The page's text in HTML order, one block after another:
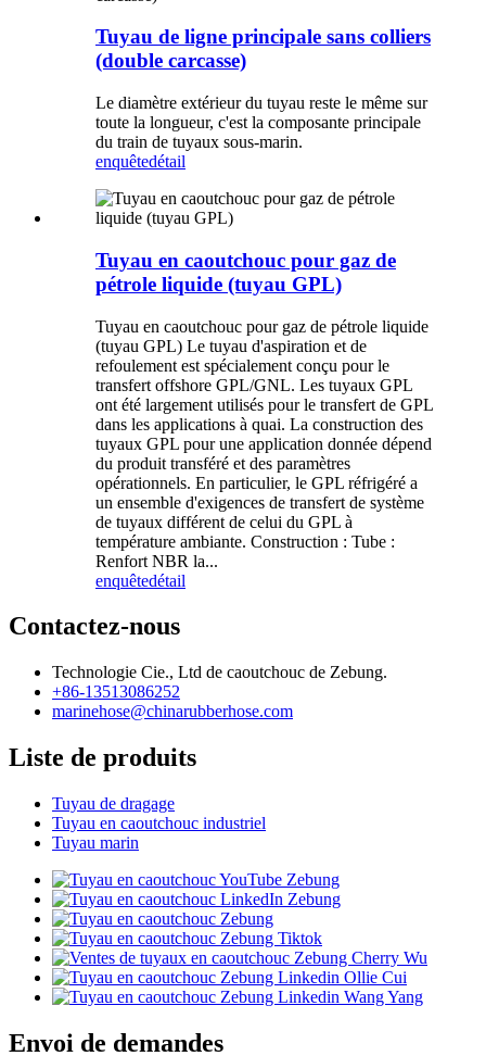
Tuyau de ligne principale sans colliers
(double carcasse)
Le diamètre extérieur du tuyau reste le même sur
toute la longueur, c'est la composante principale
du train de tuyaux sous-marin.
enquêtedétail
Tuyau en caoutchouc pour gaz de
pétrole liquide (tuyau GPL)
Tuyau en caoutchouc pour gaz de pétrole liquide
(tuyau GPL) Le tuyau d'aspiration et de
refoulement est spécialement conçu pour le
transfert offshore GPL/GNL. Les tuyaux GPL
ont été largement utilisés pour le transfert de GPL
dans les applications à quai. La construction des
tuyaux GPL pour une application donnée dépend
du produit transféré et des paramètres
opérationnels. En particulier, le GPL réfrigéré a
un ensemble d'exigences de transfert de système
de tuyaux différent de celui du GPL à
température ambiante. Construction : Tube :
Renfort NBR la...
enquêtedétail
Contactez-nous
Technologie Cie., Ltd de caoutchouc de Zebung.
+86-13513086252
marinehose@chinarubberhose.com
Liste de produits
Tuyau de dragage
Tuyau en caoutchouc industriel
Tuyau marin
Envoi de demandes